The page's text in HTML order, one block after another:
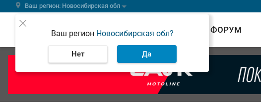
Ваш регион: Новосибирская обл
Ваш регион Новосибирская обл?
Нет Да
ВЕСТИ ФОРУМ